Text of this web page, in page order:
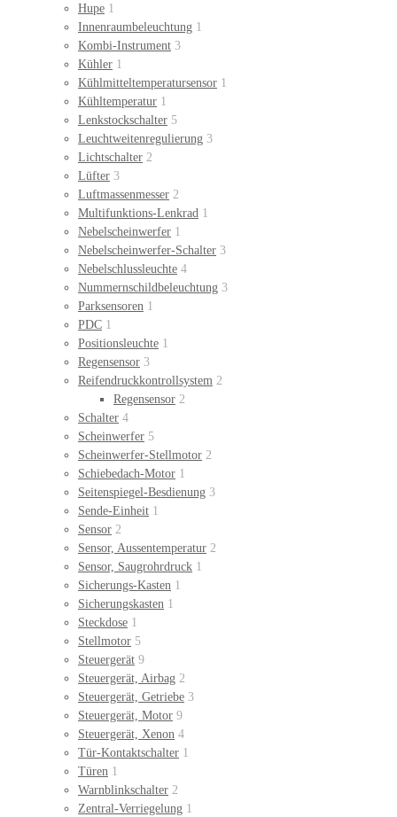
Hupe 1
Innenraumbeleuchtung 1
Kombi-Instrument 3
Kühler 1
Kühlmitteltemperatursensor 1
Kühltemperatur 1
Lenkstockschalter 5
Leuchtweitenregulierung 3
Lichtschalter 2
Lüfter 3
Luftmassenmesser 2
Multifunktions-Lenkrad 1
Nebelscheinwerfer 1
Nebelscheinwerfer-Schalter 3
Nebelschlussleuchte 4
Nummernschildbeleuchtung 3
Parksensoren 1
PDC 1
Positionsleuchte 1
Regensensor 3
Reifendruckkontrollsystem 2
Regensensor 2
Schalter 4
Scheinwerfer 5
Scheinwerfer-Stellmotor 2
Schiebedach-Motor 1
Seitenspiegel-Besdienung 3
Sende-Einheit 1
Sensor 2
Sensor, Aussentemperatur 2
Sensor, Saugrohrdruck 1
Sicherungs-Kasten 1
Sicherungskasten 1
Steckdose 1
Stellmotor 5
Steuergerät 9
Steuergerät, Airbag 2
Steuergerät, Getriebe 3
Steuergerät, Motor 9
Steuergerät, Xenon 4
Tür-Kontaktschalter 1
Türen 1
Warnblinkschalter 2
Zentral-Verriegelung 1